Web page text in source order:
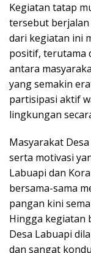
Kegiatan tatap
tersebut berjalan
dari kegiatan ini
positif, terutama
antara
yang semakin
partisipasi aktif
lingkungan
Masyarakat
serta motivasi
Labuapi dan
bersama-sama
pangan kini
Hingga kegiatan
Desa Labuapi
dan sangat